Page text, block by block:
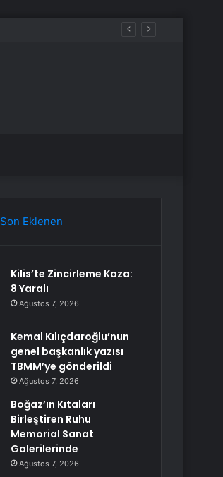
Son Eklenen
Kilis’te Zincirleme Kaza:
8 Yaralı
Ağustos 7, 2026
Kemal Kılıçdaroğlu’nun
genel başkanlık yazısı
TBMM’ye gönderildi
Ağustos 7, 2026
Boğaz’ın Kıtaları
Birleştiren Ruhu
Memorial Sanat
Galerilerinde
Ağustos 7, 2026